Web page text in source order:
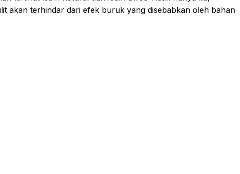
akan terhindar dari efek buruk yang disebabkan oleh bahan